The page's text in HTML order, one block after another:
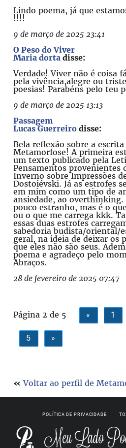
Lindo poema, já que
!!!!
9 de março de 2025 23:41
O Peso do Viver
Maria dorta disse:
Verdade! Viver não é coisa
pela vivência,alegre ou
poesias! Parabéns pelo teu
9 de março de 2025 13:13
Passagem
Lucas Guerreiro disse:
Bela reflexão sobre a
Metamorfose! A primeira
um texto publicado pela
Pensamentos provenientes
Inverno sobre Impressões
Dostoiévski. Já as estrofes
em mim como um tipo de
ansiedade, ao overthinking.
pouco estranho, mas é o
ou o que me carrega kkk.
essas duas estrofes
sabedoria budista/oriental/
geral, na ideia de deixar os
que eles não são seus.
poema e agradeço pelo
Abraços.
28 de fevereiro de 2025 07:47
Página 2 de 5 « 1
5 »
« Voltar ao perfil de
POLÍTICA DE PRIVACIDADE